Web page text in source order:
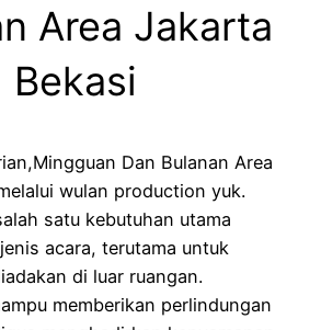
Area Jakarta
Bekasi
Dan Bulanan Area
wulan production yuk.
satu kebutuhan utama
acara, terutama untuk
di luar ruangan.
memberikan perlindungan